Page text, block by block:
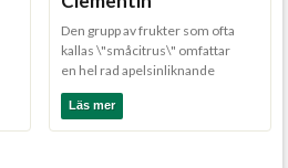
Den grupp av frukter som ofta
kallas \"småcitrus\" omfattar
en hel rad apelsinliknande
produkter varav den me...
Läs mer